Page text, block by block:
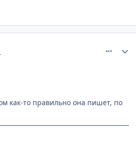
как-то правильно она пишет, по